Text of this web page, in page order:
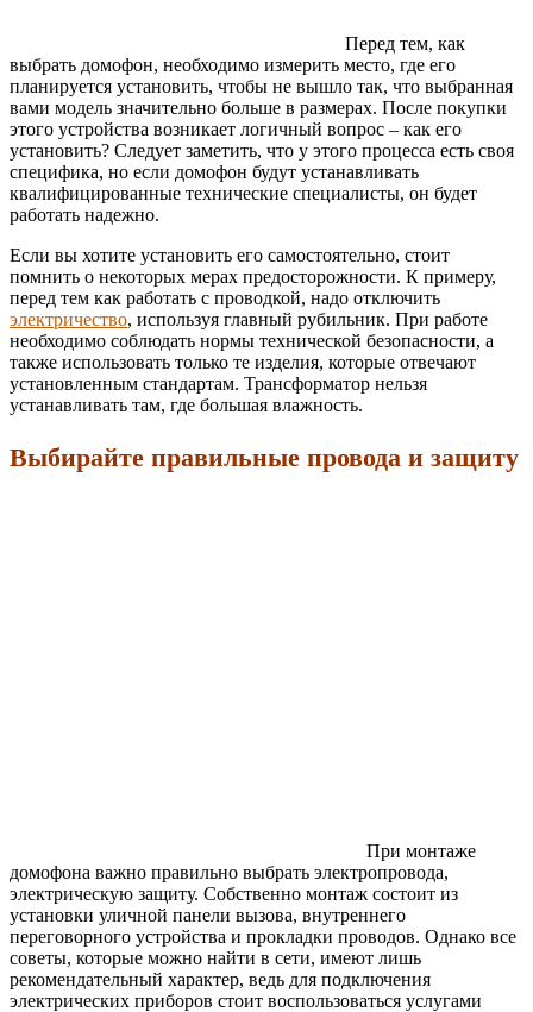
Перед тем, как
выбрать домофон, необходимо измерить место, где его
планируется установить, чтобы не вышло так, что выбранная
вами модель значительно больше в размерах. После покупки
этого устройства возникает логичный вопрос – как его
установить? Следует заметить, что у этого процесса есть своя
специфика, но если домофон будут устанавливать
квалифицированные технические специалисты, он будет
работать надежно.
Если вы хотите установить его самостоятельно, стоит
помнить о некоторых мерах предосторожности. К примеру,
перед тем как работать с проводкой, надо отключить
электричество, используя главный рубильник. При работе
необходимо соблюдать нормы технической безопасности, а
также использовать только те изделия, которые отвечают
установленным стандартам. Трансформатор нельзя
устанавливать там, где большая влажность.
Выбирайте правильные провода и защиту
При монтаже
домофона важно правильно выбрать электропровода,
электрическую защиту. Собственно монтаж состоит из
установки уличной панели вызова, внутреннего
переговорного устройства и прокладки проводов. Однако все
советы, которые можно найти в сети, имеют лишь
рекомендательный характер, ведь для подключения
электрических приборов стоит воспользоваться услугами